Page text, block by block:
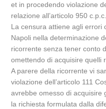
et in procedendo violazione
relazione all’articolo 950 c.p.c..
La censura attiene agli errori
Napoli nella determinazione
ricorrente senza tener conto
omettendo di acquisire quelli
A parere della ricorrente vi
violazione dell’articolo 111
avrebbe omesso di acquisire
la richiesta formulata dalla